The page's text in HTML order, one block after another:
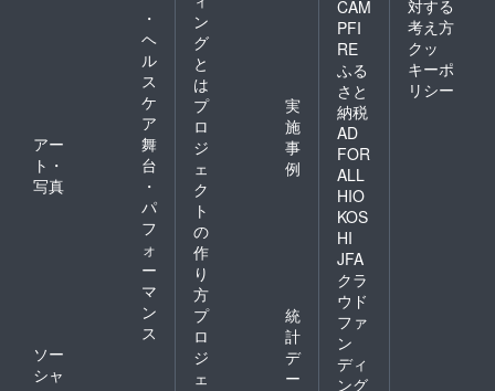
・
ヘ
ル
ス
ケ
ア
アー
ト・
写真
舞
台
・
パ
フ
ォ
ー
マ
ン
ス
ソー
シャ
ン
グ
と
は
プ
ロ
ジ
ェ
ク
ト
の
作
り
方
実
施
事
例
プ
ロ
ジ
ェ
統
計
デ
ー
CAM
PFI
RE
ふる
さと
納税
AD
FOR
ALL
HIO
KOS
HI
JFA
クラ
ウド
ファ
ン
ディ
ング
対する
考え方
クッ
キーポ
リシー